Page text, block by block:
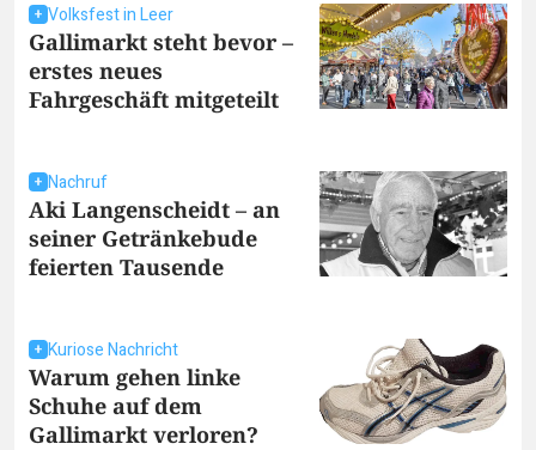
Volksfest in Leer
Gallimarkt steht bevor –
erstes neues
Fahrgeschäft mitgeteilt
Nachruf
Aki Langenscheidt – an
seiner Getränkebude
feierten Tausende
Kuriose Nachricht
Warum gehen linke
Schuhe auf dem
Gallimarkt verloren?